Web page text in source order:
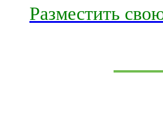
Разместить